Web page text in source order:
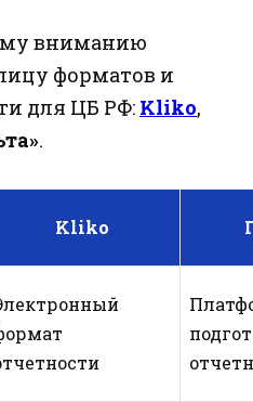
вниманию
форматов и
для ЦБ РФ: Kliko,
.
Kliko